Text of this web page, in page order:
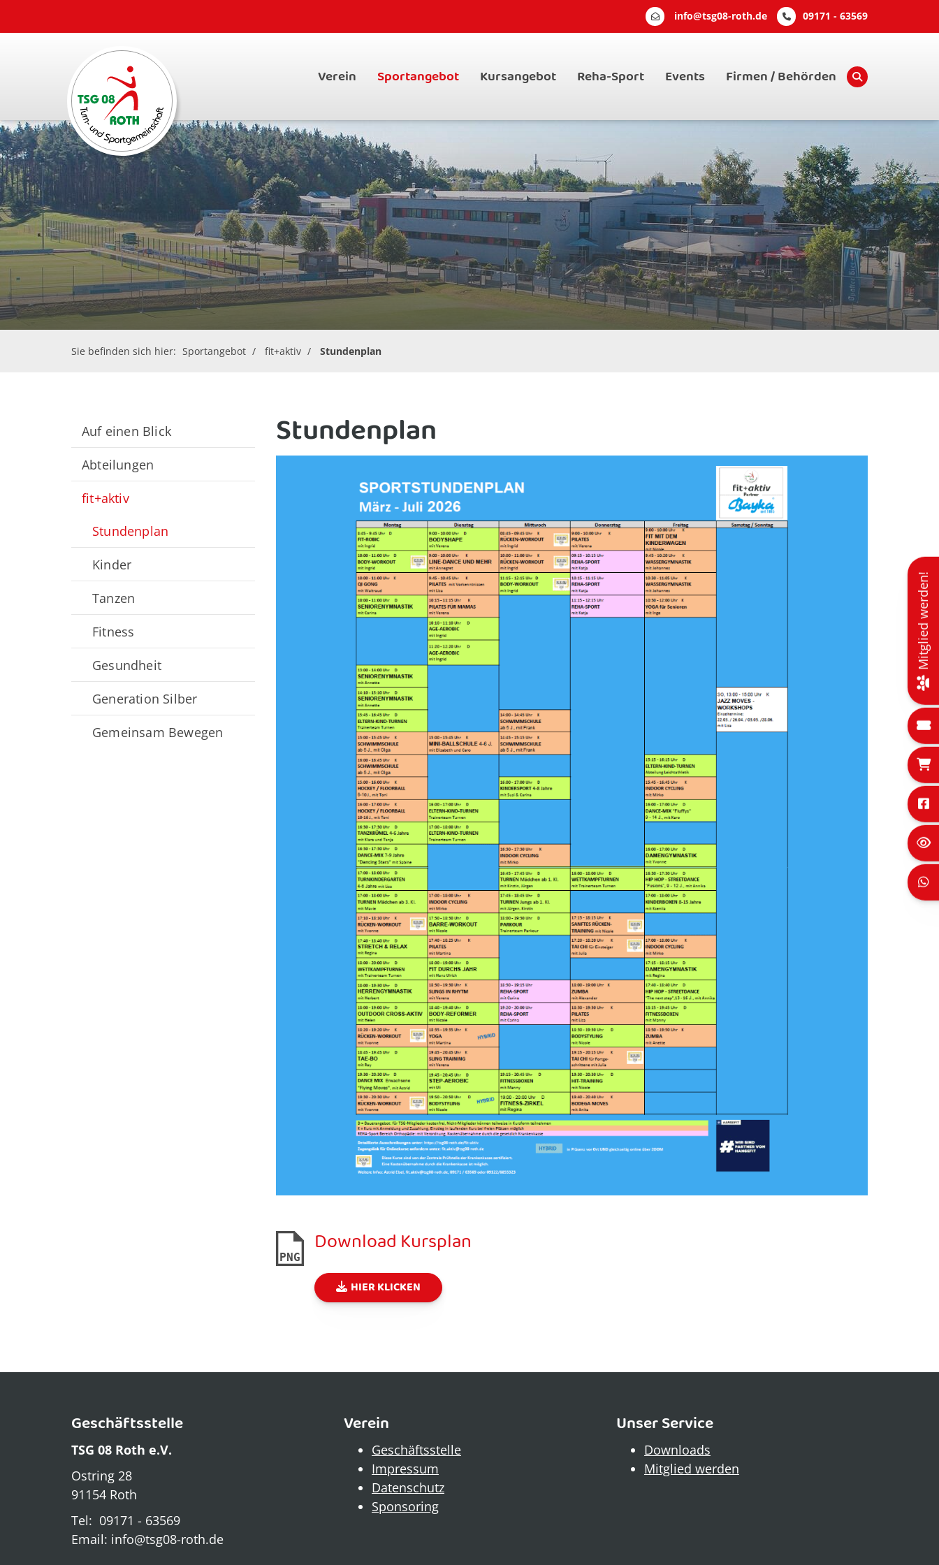
info@tsg08-roth.de 09171 - 63569
Verein Sportangebot Kursangebot Reha-Sport Events Firmen / Behörden
Sie befinden sich hier: Sportangebot fit+aktiv Stundenplan
Stundenplan
PNG
Download Kursplan
HIER KLICKEN
Auf einen Blick
Abteilungen
fit+aktiv
Stundenplan
Kinder
Tanzen
Fitness
Gesundheit
Generation Silber
Gemeinsam Bewegen
Geschäftsstelle
TSG 08 Roth e.V.
Ostring 28
91154 Roth
Tel: 09171 - 63569
Email: info@tsg08-roth.de
Verein
Geschäftsstelle
Impressum
Datenschutz
Sponsoring
Unser Service
Downloads
Mitglied werden
Mitglied werden!